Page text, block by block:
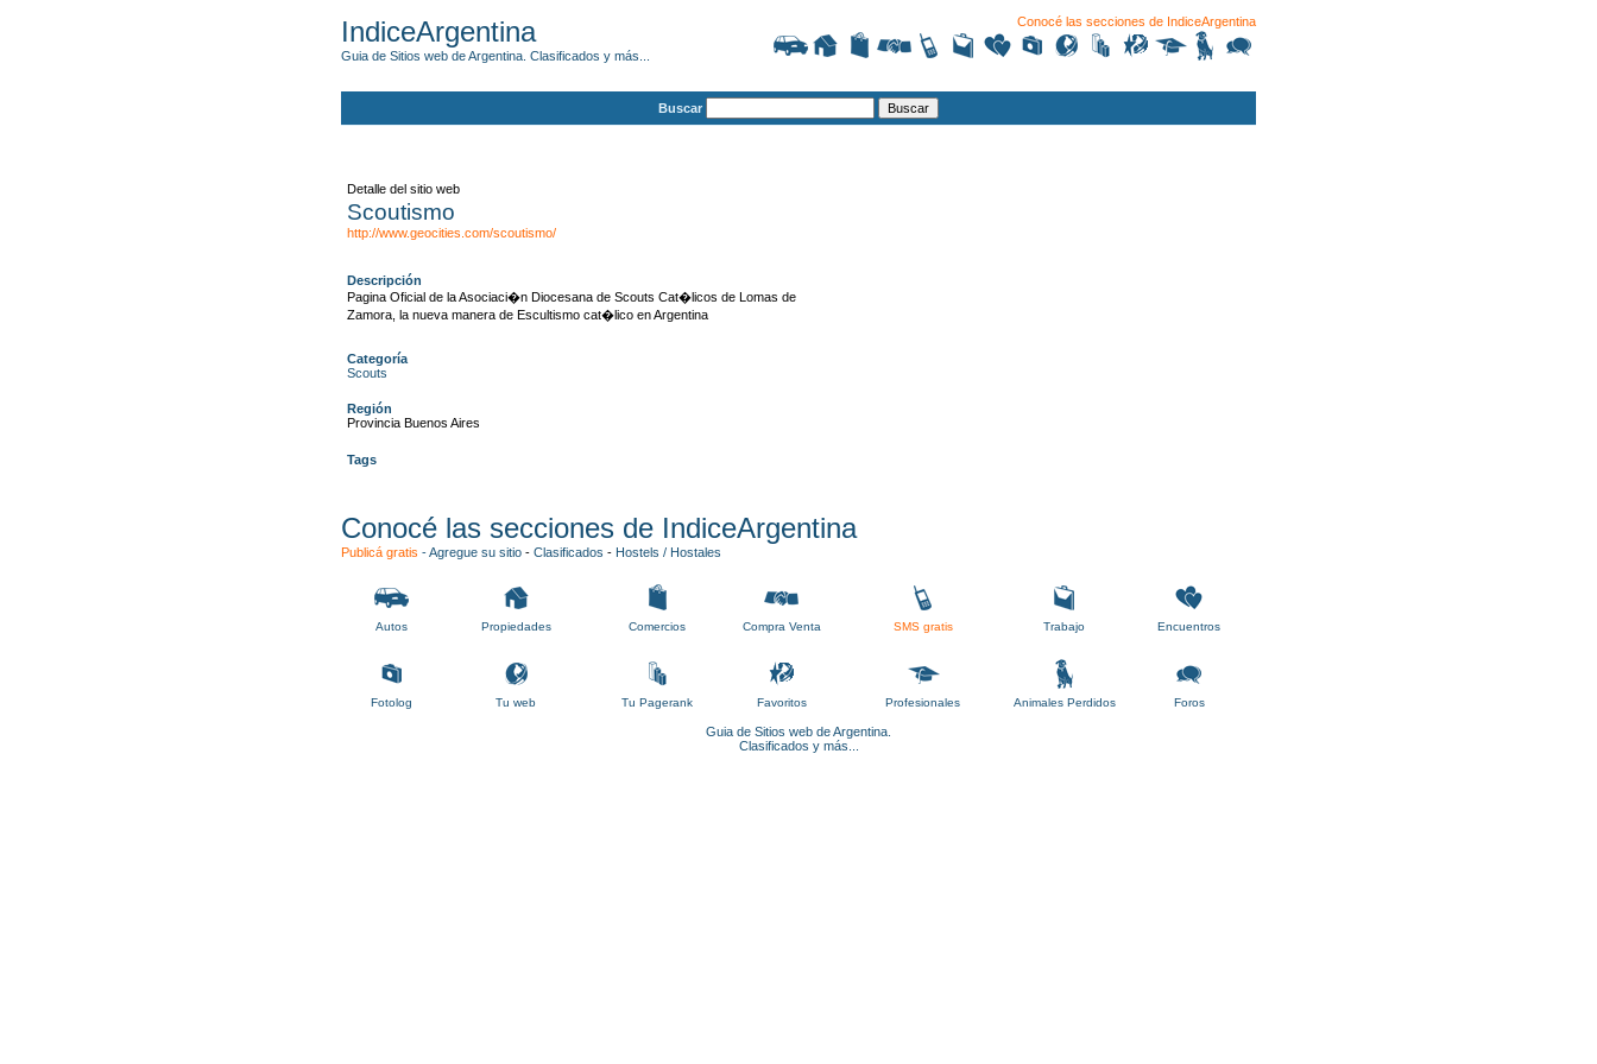
IndiceArgentina
Guia de Sitios web de Argentina. Clasificados y más...
Conocé las secciones de IndiceArgentina
Buscar
Detalle del sitio web
Scoutismo
http://www.geocities.com/scoutismo/
Descripción
Pagina Oficial de la Asociaci�n Diocesana de Scouts Cat�licos de Lomas de
Zamora, la nueva manera de Escultismo cat�lico en Argentina
Categoría
Scouts
Región
Provincia Buenos Aires
Tags
Conocé las secciones de IndiceArgentina
Publicá gratis -Agregue su sitio - Clasificados - Hostels / Hostales
Autos Propiedades Comercios Compra Venta SMS gratis Trabajo Encuentros
Fotolog Tu web Tu Pagerank Favoritos Profesionales Animales Perdidos Foros
Guia de Sitios web de Argentina.
Clasificados y más...